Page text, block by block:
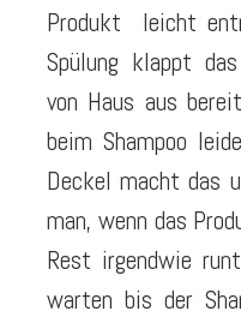
Produkt leicht
Spülung klappt
von Haus aus
beim Shampoo
Deckel macht das
man, wenn das
Rest irgendwie
warten bis der